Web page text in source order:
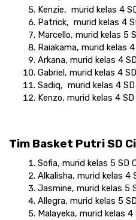
Kenzie,  murid kelas 4
Patrick,  murid kelas 4
Marcello, murid kelas 5
Raiakama‬, murid kelas
Arkana‬, murid kelas 4
Gabriel‬, murid kelas 4
Sadiq,  murid kelas 4
Kenzo, ‬murid kelas 4
Tim Basket Putri SD
Sofia, murid kelas 5 SD
‭Alkalisha‬, murid kelas 4
Jasmine, murid kelas 5
Allegra, murid kelas 5
‭Malayeka, murid kelas 4